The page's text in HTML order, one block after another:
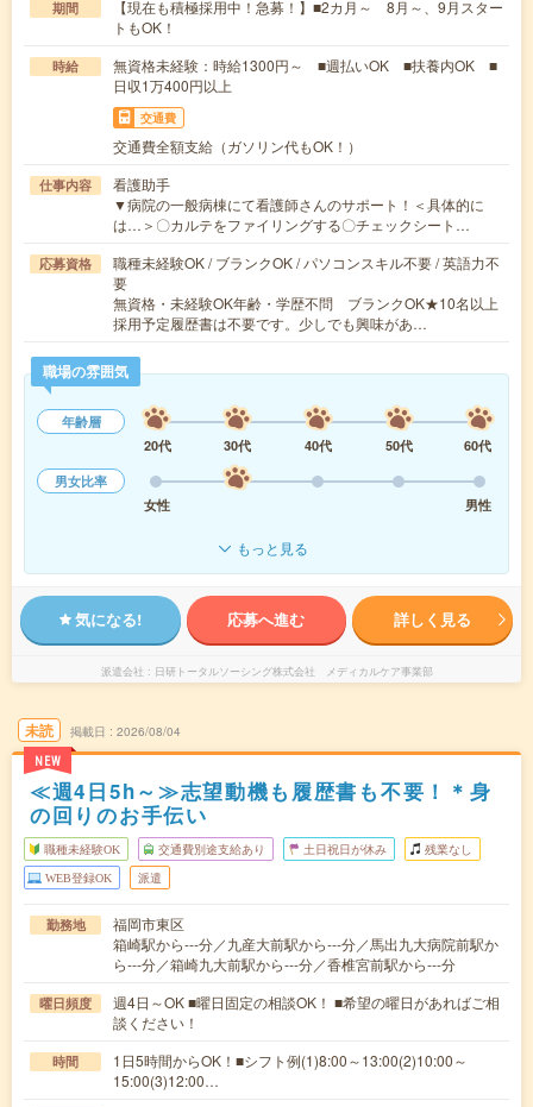
期間
【現在も積極採用中！急募！】■2カ月～ 8月～、9月スター
トもOK！
時給
無資格未経験：時給1300円～ ■週払いOK ■扶養内OK ■
日収1万400円以上
交通費
交通費全額支給（ガソリン代もOK！）
仕事内容
看護助手
▼病院の一般病棟にて看護師さんのサポート！＜具体的に
は…＞〇カルテをファイリングする〇チェックシート…
応募資格
職種未経験OK / ブランクOK / パソコンスキル不要 / 英語力不
要
無資格・未経験OK年齢・学歴不問 ブランクOK★10名以上
採用予定履歴書は不要です。少しでも興味があ…
職場の雰囲気
年齢層
20代
30代 40代 50代
60代
男女比率
女性
男性
もっと見る
気になる! 応募へ進む 詳しく見る
派遣会社 日研トータルソーシング株式会社 メディカルケア事業部
未読
NEW
掲載日 2026/08/04
≪週4日5h～≫志望動機も履歴書も不要！＊身
の回りのお手伝い
職種未経験OK 交通費別途支給あり 土日祝日が休み 残業なし
WEB登録OK 派遣
勤務地
福岡市東区
箱崎駅から---分／九産大前駅から---分／馬出九大病院前駅か
ら---分／箱崎九大前駅から---分／香椎宮前駅から---分
曜日頻度
週4日～OK ■曜日固定の相談OK！ ■希望の曜日があればご相
談ください！
時間
1日5時間からOK！■シフト例(1)8:00～13:00(2)10:00～
15:00(3)12:00…